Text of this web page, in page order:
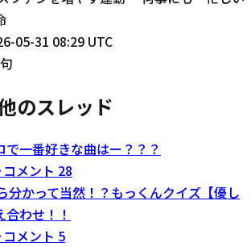
05-31 08:29 UTC
のスレッド
で一番好きな曲はー？？？
· コメント 28
分かって当然！？もっくんクイズ【優し
わせ！！
· コメント 5